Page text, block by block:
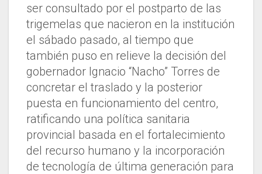
ser consultado por el postparto de las
trigemelas que nacieron en la institución
el sábado pasado, al tiempo que
también puso en relieve la decisión del
gobernador Ignacio “Nacho” Torres de
concretar el traslado y la posterior
puesta en funcionamiento del centro,
ratificando una política sanitaria
provincial basada en el fortalecimiento
del recurso humano y la incorporación
de tecnología de última generación para